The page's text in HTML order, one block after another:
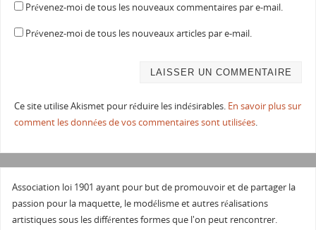
Prévenez-moi de tous les nouveaux commentaires par e-mail.
Prévenez-moi de tous les nouveaux articles par e-mail.
Ce site utilise Akismet pour réduire les indésirables. En savoir plus sur
comment les données de vos commentaires sont utilisées.
Association loi 1901 ayant pour but de promouvoir et de partager la
passion pour la maquette, le modélisme et autres réalisations
artistiques sous les différentes formes que l'on peut rencontrer.